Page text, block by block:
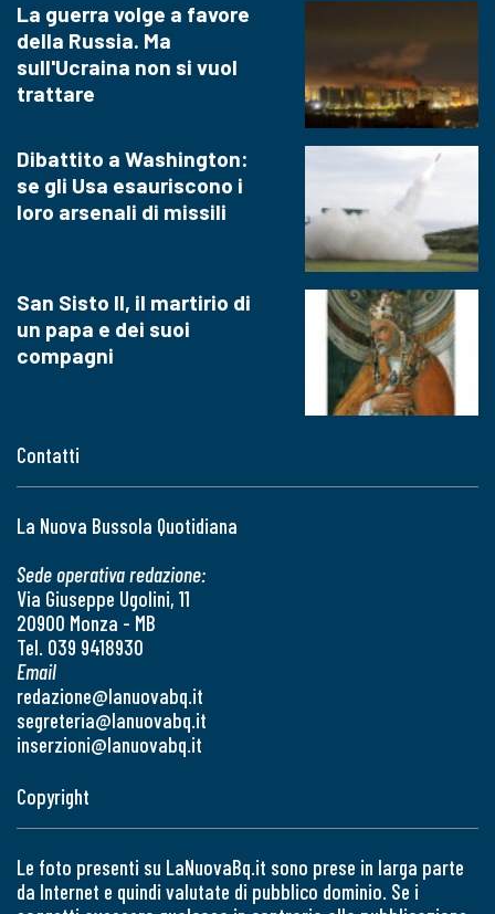
Contatti
La Nuova Bussola Quotidiana
Sede operativa redazione:
Via Giuseppe Ugolini, 11
20900 Monza - MB
Tel. 039 9418930
Email
redazione@lanuovabq.it
segreteria@lanuovabq.it
inserzioni@lanuovabq.it
La guerra volge a favore
della Russia. Ma
sull'Ucraina non si vuol
trattare
Dibattito a Washington:
se gli Usa esauriscono i
loro arsenali di missili
San Sisto II, il martirio di
un papa e dei suoi
compagni
Copyright
Le foto presenti su LaNuovaBq.it sono prese in larga parte
da Internet e quindi valutate di pubblico dominio. Se i